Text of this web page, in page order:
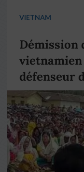
VIETNAM
Démission
vietnamien
défenseur
pape